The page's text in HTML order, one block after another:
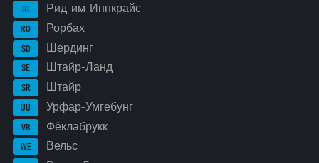
RI Рид-им-Иннкрайс
RO Рорбах
SD Шердинг
SE Штайр-Ланд
SR Штайр
UU Урфар-Умгебунг
VB Фёклабрукк
WE Вельс